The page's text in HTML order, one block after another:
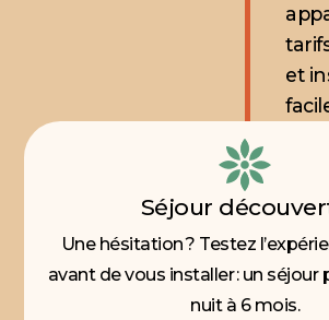
et
Séjour
Une hésitation ? Testez
avant de vous installer : un séjour
nuit à 6 mois.